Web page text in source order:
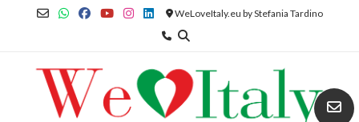
WeLoveItaly.eu by Stefania Tardino